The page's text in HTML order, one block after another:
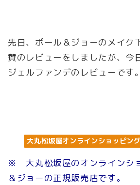
先日、ポール＆ジョーのメイク
賛のレビューをしましたが、今
ジェルファンデのレビューです。
大丸松坂屋オンラインショッピング
※ 大丸松坂屋のオンラインシ
＆ジョーの正規販売店です。